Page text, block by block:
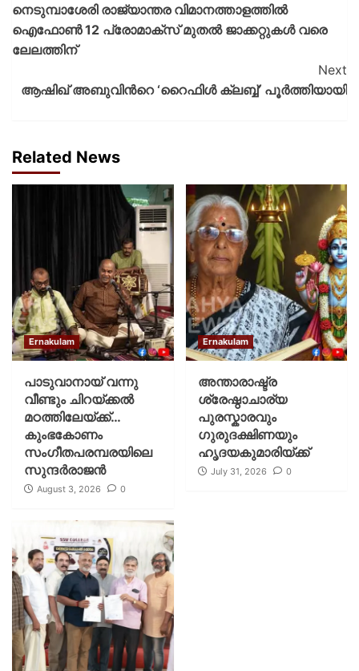
നെടുമ്പാശേരി രാജ്യാന്തര വിമാനത്താളത്തിൽ
ഐഫോൺ 12 പ്രോമാക്സ് മുതൽ ജാക്കറ്റുകൾ വരെ
ലേലത്തിന്
Next
ആഷിഖ് അബുവിന്‍റെ ‘റൈഫിൾ ക്ലബ്ബ്’ പൂർത്തിയായി
Related News
Ernakulam
പാടുവാനായ് വന്നു
വീണ്ടും ചിറയ്ക്കൽ
മഠത്തിലേയ്ക്ക്…
കുംഭകോണം
സംഗീതപരമ്പരയിലെ
സുന്ദർരാജൻ
August 3, 2026 0
Ernakulam
അന്താരാഷ്ട്ര
ശ്രേഷ്ഠാചാര്യ
പുരസ്കാരവും
ഗുരുദക്ഷിണയും
ഹൃദയകുമാരിയ്ക്ക്
July 31, 2026 0